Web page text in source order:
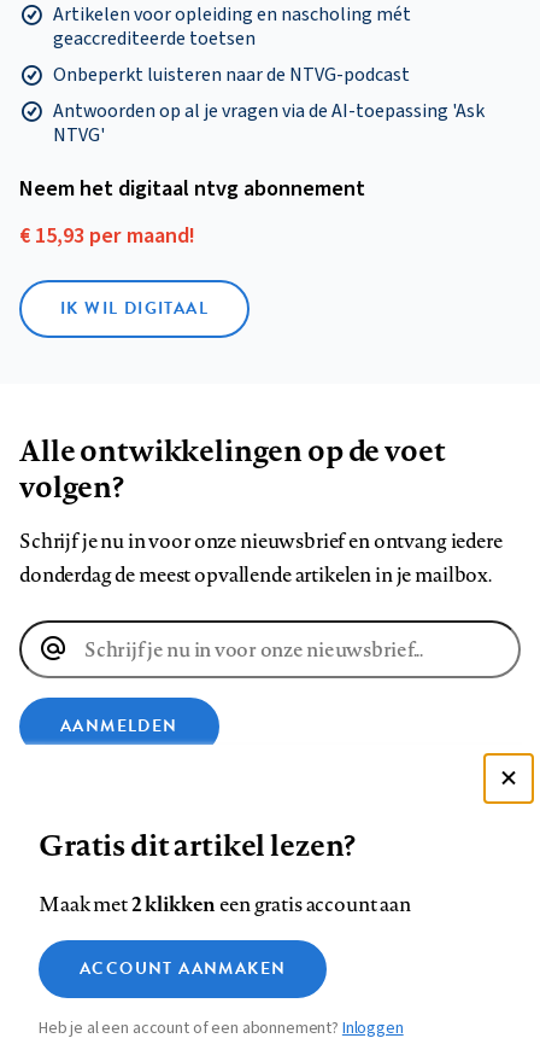
Artikelen voor opleiding en nascholing mét
geaccrediteerde toetsen
Onbeperkt luisteren naar de NTVG-podcast
Antwoorden op al je vragen via de AI-toepassing 'Ask
NTVG'
Neem het digitaal ntvg abonnement
€ 15,93 per maand!
IK WIL DIGITAAL
Alle ontwikkelingen op de voet
volgen?
Schrijf je nu in voor onze nieuwsbrief en ontvang iedere
donderdag de meest opvallende artikelen in je mailbox.
E-
mailadres
AANMELDEN
ons
op
Facebook
ons
op
LinkedIn
ons
op
Bluesky
ons
op
Instagram
ons
YouTube
ons
Footer
Contact Colofon Disclaimer Privacy
Medische vragen verdienen
betrouwbare antwoorden
Zie onze cookie policy
Analytische cookies
Marketing cookies
Gratis dit artikel lezen?
Maak met2 klikkeneen gratis account aan
ACCOUNT AANMAKEN
Heb je al een account of een abonnement?Inloggen